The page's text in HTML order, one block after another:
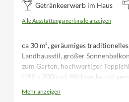
Getränkeerwerb im Haus
Alle Ausstattungsmerkmale anzeigen
ca 30 m², geräumiges
Landhausstil, großer
zum Garten, hochwertiger
(180 x 200 cm), Wohnecke mit
Kofferbock, Flatscreen TV, Telefon,
Mehr anzeigen